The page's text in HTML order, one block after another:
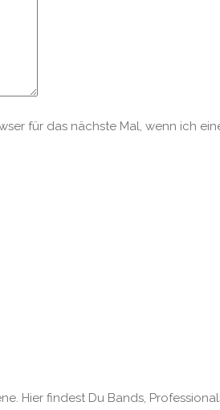
für das nächste Mal, wenn ich
Hier findest Du Bands,